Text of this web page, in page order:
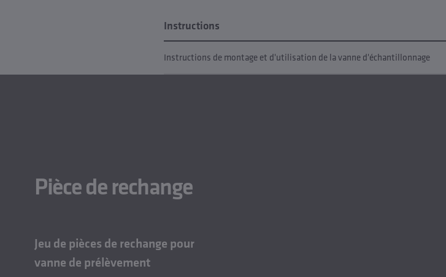
Instructions
Instructions de montage et d'utilisation de la vanne d'échantillonnage
Pièce de rechange
Jeu de pièces de rechange pour
vanne de prélèvement